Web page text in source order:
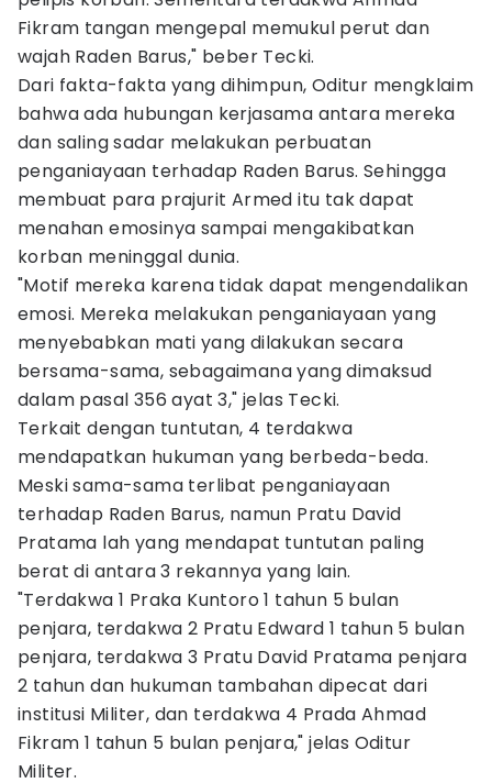
Fikram tangan mengepal memukul perut dan
wajah Raden Barus," beber Tecki.
Dari fakta-fakta yang dihimpun, Oditur mengklaim
bahwa ada hubungan kerjasama antara mereka
dan saling sadar melakukan perbuatan
penganiayaan terhadap Raden Barus. Sehingga
membuat para prajurit Armed itu tak dapat
menahan emosinya sampai mengakibatkan
korban meninggal dunia.
"Motif mereka karena tidak dapat mengendalikan
emosi. Mereka melakukan penganiayaan yang
menyebabkan mati yang dilakukan secara
bersama-sama, sebagaimana yang dimaksud
dalam pasal 356 ayat 3," jelas Tecki.
Terkait dengan tuntutan, 4 terdakwa
mendapatkan hukuman yang berbeda-beda.
Meski sama-sama terlibat penganiayaan
terhadap Raden Barus, namun Pratu David
Pratama lah yang mendapat tuntutan paling
berat di antara 3 rekannya yang lain.
"Terdakwa 1 Praka Kuntoro 1 tahun 5 bulan
penjara, terdakwa 2 Pratu Edward 1 tahun 5 bulan
penjara, terdakwa 3 Pratu David Pratama penjara
2 tahun dan hukuman tambahan dipecat dari
institusi Militer, dan terdakwa 4 Prada Ahmad
Fikram 1 tahun 5 bulan penjara," jelas Oditur
Militer.